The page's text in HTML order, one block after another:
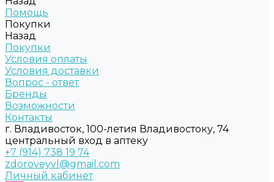
Помощь
Покупки
Назад
Покупки
Условия оплаты
Условия доставки
Вопрос - ответ
Бренды
Возможности
Контакты
г. Владивосток, 100-летия Владивостоку, 74
центральный вход в аптеку
+7 (914) 738 19 74
zdoroveyvl@gmail.com
Личный кабинет